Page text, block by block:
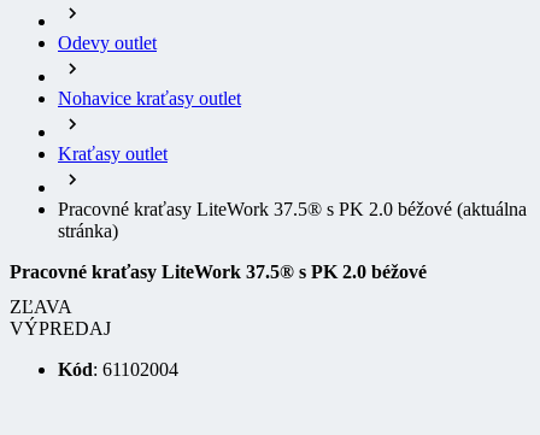
Odevy outlet
Nohavice kraťasy outlet
Kraťasy outlet
Pracovné kraťasy LiteWork 37.5® s PK 2.0 béžové (aktuálna
stránka)
Pracovné kraťasy LiteWork 37.5® s PK 2.0 béžové
ZĽAVA
VÝPREDAJ
Kód: 61102004